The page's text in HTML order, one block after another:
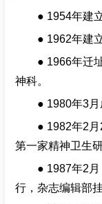
● 1954年建
● 1962年建
● 1966年迁
神科。
● 1980年3月
● 1982年2
第一家精神卫生
● 1987年2
行，杂志编辑部